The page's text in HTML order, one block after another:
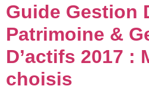
Guide Gestion
Patrimoine &
D’actifs 2017 :
choisis